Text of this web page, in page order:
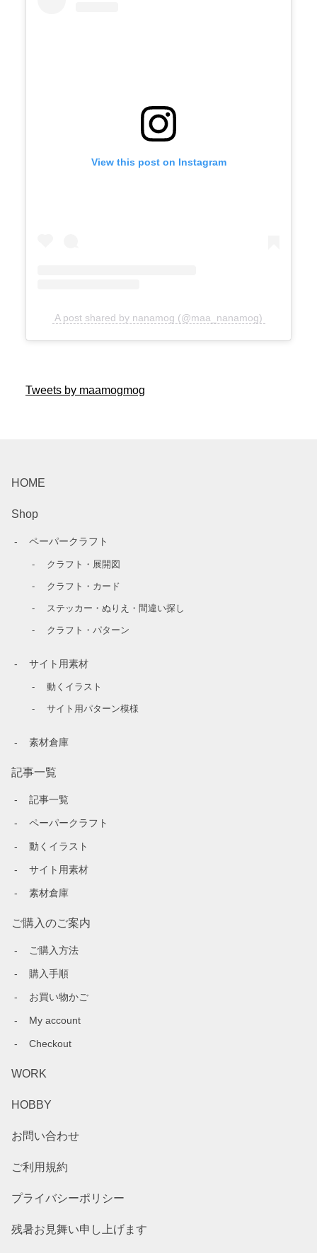
View this post on Instagram
A post shared by nanamog (@maa_nanamog)
Tweets by maamogmog
HOME
Shop
ペーパークラフト
クラフト・展開図
クラフト・カード
ステッカー・ぬりえ・間違い探し
クラフト・パターン
サイト用素材
動くイラスト
サイト用パターン模様
素材倉庫
記事一覧
記事一覧
ペーパークラフト
動くイラスト
サイト用素材
素材倉庫
ご購入のご案内
ご購入方法
購入手順
お買い物かご
My account
Checkout
WORK
HOBBY
お問い合わせ
ご利用規約
プライバシーポリシー
残暑お見舞い申し上げます